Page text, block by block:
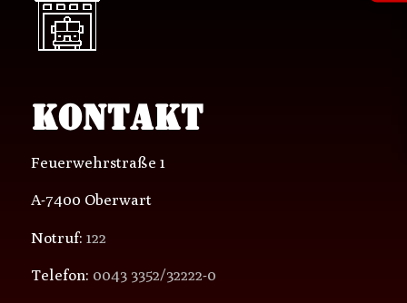
KONTAKT
Feuerwehrstraße 1
A-7400 Oberwart
Notruf: 122
Telefon: 0043 3352/32222-0